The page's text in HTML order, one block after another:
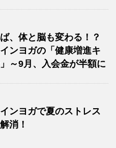
、体と脳も変わる！？
ンヨガの「健康増進キ
～9月、入会金が半額に
ンヨガで夏のストレス
消！